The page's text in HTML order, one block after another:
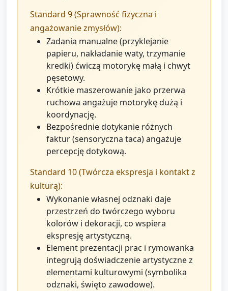
Standard 9 (Sprawność fizyczna i
angażowanie zmysłów):
Zadania manualne (przyklejanie
papieru, nakładanie waty, trzymanie
kredki) ćwiczą motorykę małą i chwyt
pęsetowy.
Krótkie maszerowanie jako przerwa
ruchowa angażuje motorykę dużą i
koordynację.
Bezpośrednie dotykanie różnych
faktur (sensoryczna taca) angażuje
percepcję dotykową.
Standard 10 (Twórcza ekspresja i kontakt z
kulturą):
Wykonanie własnej odznaki daje
przestrzeń do twórczego wyboru
kolorów i dekoracji, co wspiera
ekspresję artystyczną.
Element prezentacji prac i rymowanka
integrują doświadczenie artystyczne z
elementami kulturowymi (symbolika
odznaki, święto zawodowe).